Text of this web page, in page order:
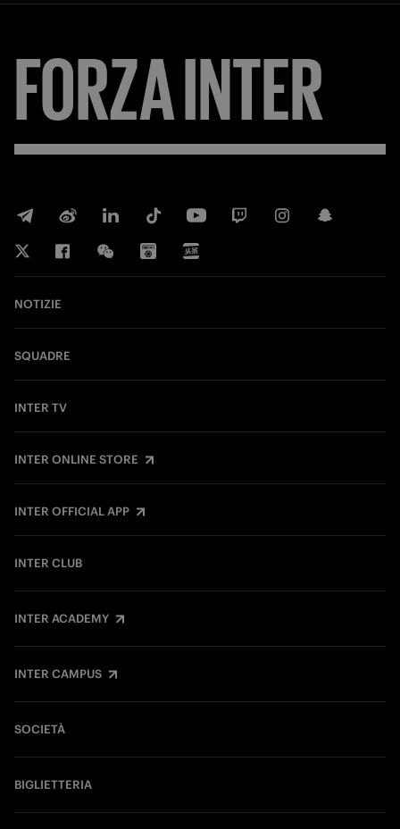
FORZAINTER
NOTIZIE
SQUADRE
INTER TV
INTER ONLINE STORE
INTER OFFICIAL APP
INTER CLUB
INTER ACADEMY
INTER CAMPUS
SOCIETÀ
BIGLIETTERIA